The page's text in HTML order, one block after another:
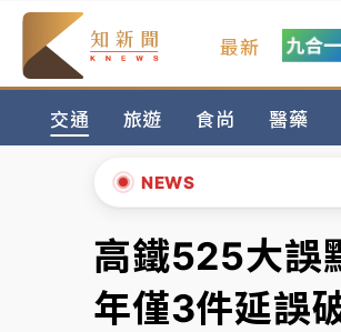
最新
交通 旅遊 食尚 醫藥
NEWS
日職｜ 林安可狀態正好
韓股最壞時期已過？大摩
「白海豚」雨炸新北！
白海豚挾豪雨狂炸新北！
▲
高鐵525大誤
年僅3件延誤